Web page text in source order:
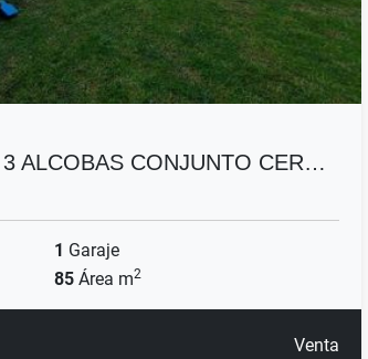
ALCOBAS CONJUNTO CER…
1 Garaje
85 Área m2
Venta